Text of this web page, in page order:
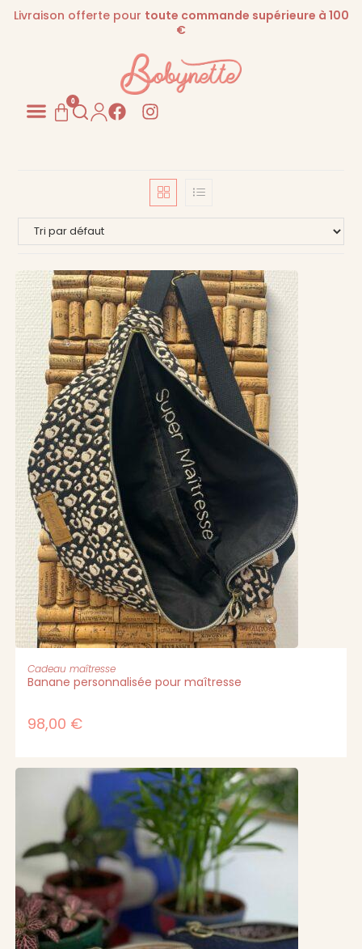
Livraison offerte pour toute commande supérieure à 100
€
0
Cadeau maîtresse
Banane personnalisée pour maîtresse
98,00 €